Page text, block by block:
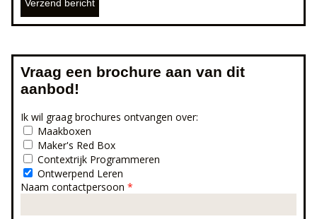
Vraag een brochure aan van dit
aanbod!
Ik wil graag brochures ontvangen over:
Maakboxen
Maker's Red Box
Contextrijk Programmeren
Ontwerpend Leren
Naam contactpersoon *